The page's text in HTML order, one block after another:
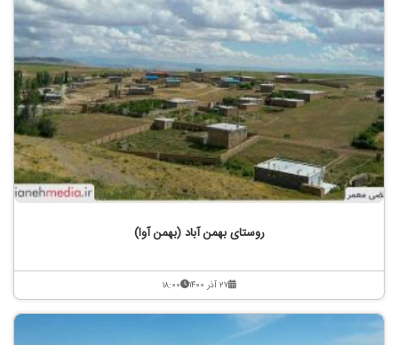
روستای بهمن آباد (بهمن آوا)
۲۷ آذر ۱۴۰۰ ۱۸:۰۰